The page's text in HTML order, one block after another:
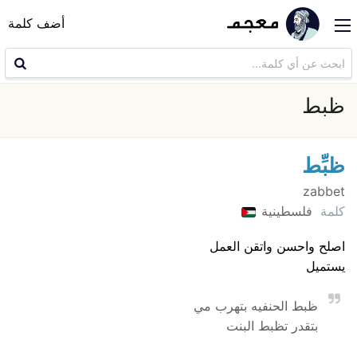
أضف كلمة
ظبط
ظبِّط
zabbet
كلمة فلسطينية
اصلح واحسن واتقن العمل
يستميل
ظبط الحنفيه بتهرب مي
بتقدر تظبط البنت